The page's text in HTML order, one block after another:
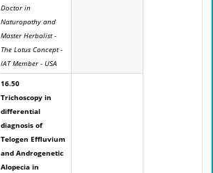
Doctor in
Naturopathy and
Master Herbalist -
The Lotus Concept -
IAT Member - USA
16.50
Trichoscopy in
differential
diagnosis of
Telogen Effluvium
and Androgenetic
Alopecia in